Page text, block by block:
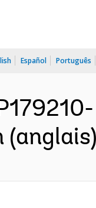
Español Português
(anglais)